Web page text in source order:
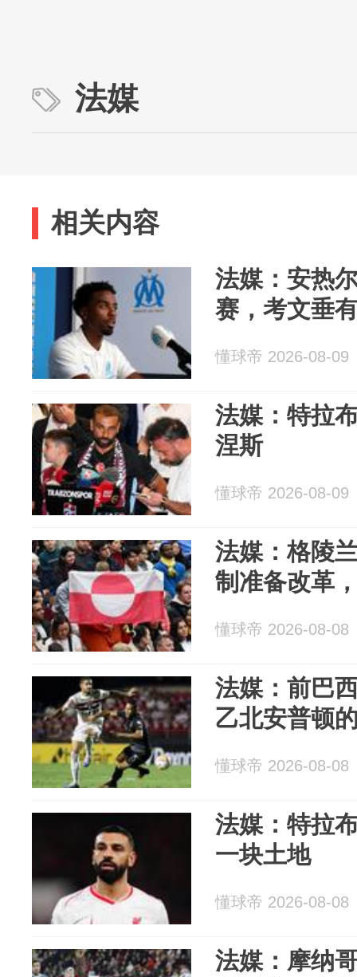
法媒
相关内容
法媒：安热
赛，考文垂
懂球帝 2026-08-09
法媒：特拉
涅斯
懂球帝 2026-08-09
法媒：格陵
制准备改革
懂球帝 2026-08-08
法媒：前巴
乙北安普顿
懂球帝 2026-08-08
法媒：特拉
一块土地
懂球帝 2026-08-08
法媒：摩纳